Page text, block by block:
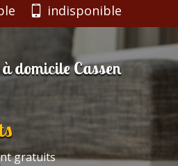
indisponible
domicile Cassen
gratuits